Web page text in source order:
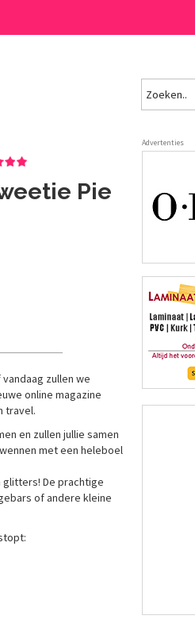
Pie
zullen we
online magazine
travel.
en zullen jullie samen
met een heleboel
De prachtige
of andere kleine
Advertenties